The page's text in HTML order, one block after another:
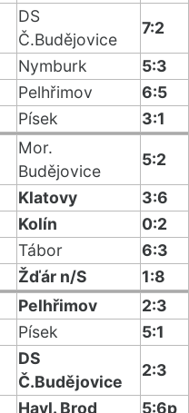
DS
Č.Budějovice
7:2
Nymburk
5:3
Pelhřimov
6:5
Písek 3:1
Mor.
Budějovice
5:2
Klatovy
3:6
Kolín
0:2
Tábor
6:3
Žďár n/S
1:8
Pelhřimov
2:3
Písek
5:1
DS
Č.Budějovice
2:3
Havl. Brod 5:6p